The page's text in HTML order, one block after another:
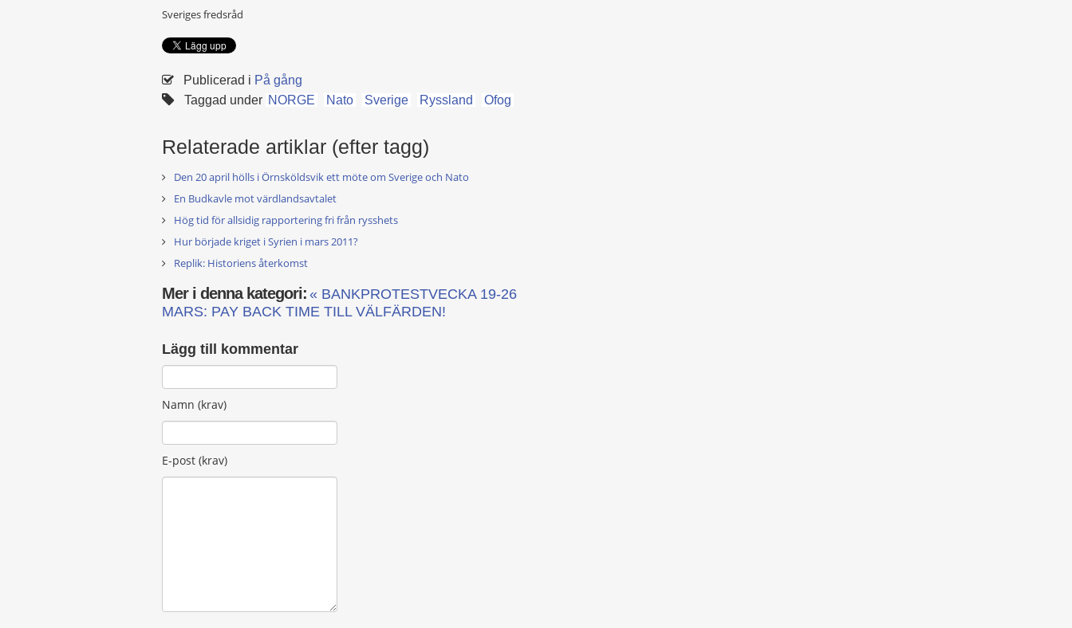
Sveriges fredsråd
Publicerad i På gång
Taggad under NORGE Nato Sverige Ryssland Ofog
Relaterade artiklar (efter tagg)
Den 20 april hölls i Örnsköldsvik ett möte om Sverige och Nato
En Budkavle mot värdlandsavtalet
Hög tid för allsidig rapportering fri från rysshets
Hur började kriget i Syrien i mars 2011?
Replik: Historiens återkomst
Mer i denna kategori: « BANKPROTESTVECKA 19-26
MARS: PAY BACK TIME TILL VÄLFÄRDEN!
Lägg till kommentar
Namn (krav)
E-post (krav)